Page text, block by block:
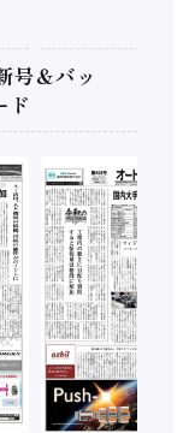
号＆バッ
ド